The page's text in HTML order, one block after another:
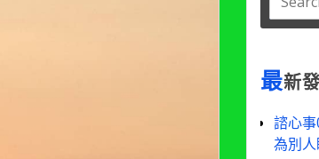
for:
最新
諮心
為別